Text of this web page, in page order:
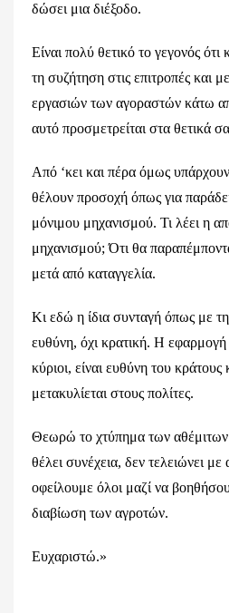
δώσει μια διέξοδο.
Είναι πολύ θετικό το γεγονός
τη συζήτηση στις επιτροπές και
εργασιών των αγοραστών κάτω
αυτό προσμετρείται στα θετικά
Από ‘κει και πέρα όμως
θέλουν προσοχή όπως για
μόνιμου μηχανισμού. Τι λέει η
μηχανισμού; Ότι θα
μετά από καταγγελία.
Κι εδώ η ίδια συνταγή όπως με
ευθύνη, όχι κρατική. Η
κύριοι, είναι ευθύνη του κράτους
μετακυλίεται στους πολίτες.
Θεωρώ το χτύπημα των αθέμιτων
θέλει συνέχεια, δεν τελειώνει με
οφείλουμε όλοι μαζί να
διαβίωση των αγροτών.
Ευχαριστώ.»